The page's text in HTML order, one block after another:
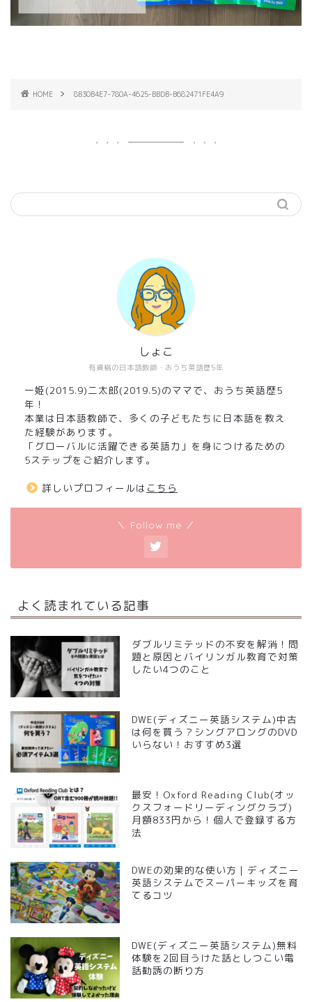
HOME 8B30B4E7-780A-4625-BBDB-B682471FE4A9
有資格の日本語教師・おうち英語歴5年
しょこ
一姫(2015.9)二太郎(2019.5)のママで、おうち英語歴5
年！
本業は日本語教師で、多くの子どもたちに日本語を教え
た経験があります。
「グローバルに活躍できる英語力」を身につけるための
5ステップをご紹介します。
詳しいプロフィールは こちら
＼ Follow me ／
よく読まれている記事
ダブルリミテッドの不安を解消！問
題と原因とバイリンガル教育で対策
したい4つのこと
DWE(ディズニー英語システム)中古
は何を買う？シングアロングのDVD
いらない！おすすめ3選
最安！Oxford Reading Club(オッ
クスフォードリーディングクラブ)
月額833円から！個人で登録する方
法
DWEの効果的な使い方｜ディズニー
英語システムでスーパーキッズを育
てるコツ
DWE(ディズニー英語システム)無料
体験を2回目うけた話としつこい電
話勧誘の断り方